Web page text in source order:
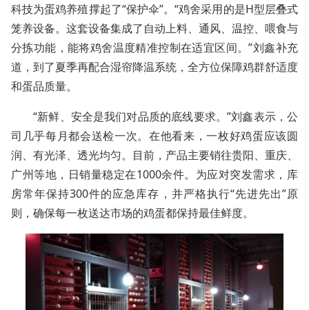
科技为蛋鸡养殖撑起了“保护伞”。“鸡舍采用的是H型层叠式
笼养设备。这套设备集成了自动上料、通风、温控、喂食与
分拣功能，能将鸡舍温度精准控制在适宜区间。”刘鑫补充
道，到了夏季再配合湿帘降温系统，全方位保障鸡群舒适度
和蛋品质量。
“新鲜、安全是我们对品质的底线要求。”刘鑫表示，公
司几乎每月都会送检一次。在他看来，一枚好鸡蛋应该圆
润、有光泽、透光均匀。目前，产品主要销往贵阳、重庆、
广州等地，日销量稳定在1000余件。为应对突发需求，库
房常年保持300件的应急库存，并严格执行“先进先出”原
则，确保每一枚送达市场的鸡蛋都保持最佳鲜度。